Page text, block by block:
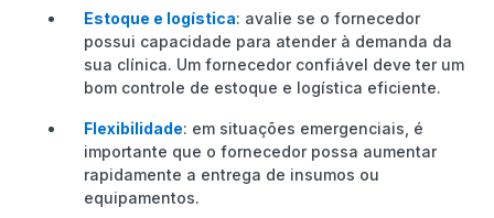
Estoque e logística: avalie se o fornecedor
possui capacidade para atender à demanda da
sua clínica. Um fornecedor confiável deve ter um
bom controle de estoque e logística eficiente.
Flexibilidade: em situações emergenciais, é
importante que o fornecedor possa aumentar
rapidamente a entrega de insumos ou
equipamentos.